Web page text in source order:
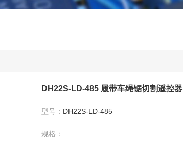
DH22S-LD-485 履带车绳锯切割遥控器
型号： DH22S-LD-485
规格：